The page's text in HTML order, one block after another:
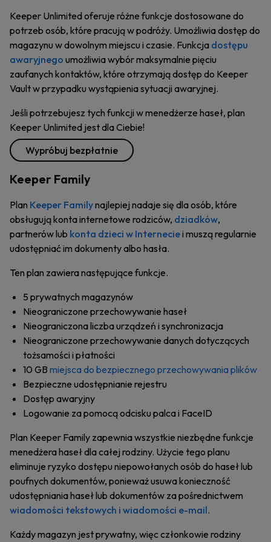
Keeper Unlimited oferuje różne funkcje dostosowane do
potrzeb osób, które pracują w podróży. Umożliwia dostęp do
magazynu w dowolnym miejscu i czasie. Funkcja dostępu
awaryjnego umożliwia wybór maksymalnie pięciu
zaufanych kontaktów, które otrzymają dostęp do Keeper
Vault w przypadku wystąpienia sytuacji awaryjnej.
Jeśli potrzebujesz tych funkcji w menedżerze haseł, plan
Keeper Unlimited jest dla Ciebie!
Wypróbuj bezpłatnie
Keeper Family
Plan Keeper Familynajlepiej nadaje się dla osób, które
obsługują konta internetowe rodziców, dziadków,
partnerów lub konta dzieci w Interneciei muszą regularnie
udostępniać im dokumenty albo hasła.
Ten plan zawiera następujące funkcje.
5 prywatnych magazynów
Nieograniczone przechowywanie haseł
Nieograniczona liczba urządzeń i synchronizacja
Nieograniczone przechowywanie danych dotyczących
tożsamości i płatności
10 GB miejsca do bezpiecznego przechowywania plików
Bezpieczne udostępnianie rejestru
Dostęp awaryjny
Logowanie za pomocą odcisku palca i FaceID
Plan Keeper Family zapewnia wszystkie niezbędne funkcje
menedżera haseł dla całej rodziny. Użycie tego planu
eliminuje ryzyko dostępu niepowołanych osób do haseł lub
poufnych dokumentów, ponieważ usuwa konieczność
udostępniania haseł lub dokumentów za pośrednictwem
wiadomości tekstowych i wiadomości e-mail.
Każdy magazyn jest prywatny, więc członkowie rodziny